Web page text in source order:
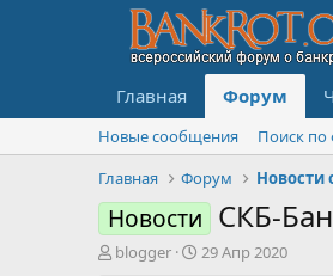
Главная Форум
Новые сообщения
Поиск
Главная
Форум Новости
Новости СКБ-
А
blogger
Д
29 Апр 2020